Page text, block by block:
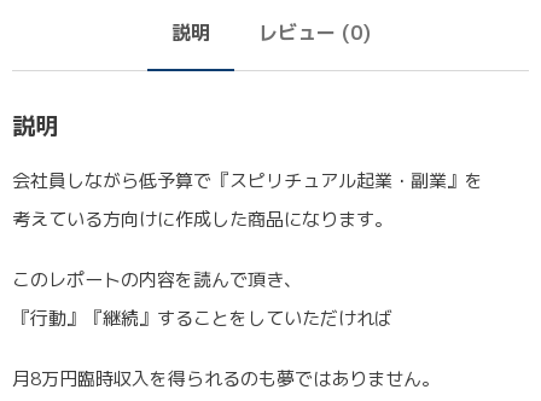
説明 レビュー (0)
説明
会社員しながら低予算で『スピリチュアル起業・副業』を
考えている方向けに作成した商品になります。
このレポートの内容を読んで頂き、
『行動』『継続』することをしていただければ
月8万円臨時収入を得られるのも夢ではありません。